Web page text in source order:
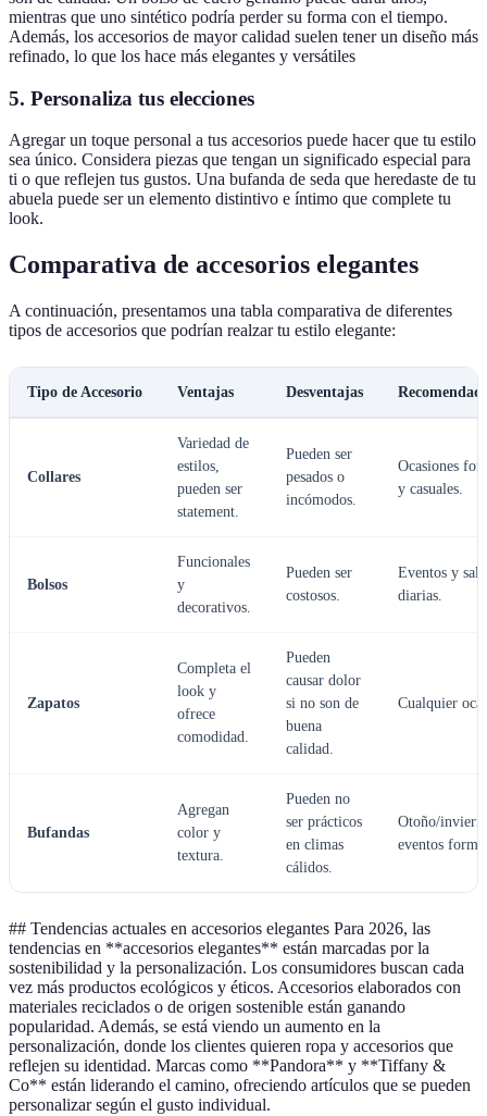
mientras que uno sintético podría perder su forma con el tiempo.
Además, los accesorios de mayor calidad suelen tener un diseño más
refinado, lo que los hace más elegantes y versátiles
5. Personaliza tus elecciones
Agregar un toque personal a tus accesorios puede hacer que tu estilo
sea único. Considera piezas que tengan un significado especial para
ti o que reflejen tus gustos. Una bufanda de seda que heredaste de tu
abuela puede ser un elemento distintivo e íntimo que complete tu
look.
Comparativa de accesorios elegantes
A continuación, presentamos una tabla comparativa de diferentes
tipos de accesorios que podrían realzar tu estilo elegante:
Tipo de Accesorio Ventajas Desventajas
Collares
Variedad de
estilos,
pueden ser
statement.
Pueden ser
pesados o
incómodos.
Ocasiones
y casuales.
Bolsos
Funcionales
y
decorativos.
Pueden ser
costosos.
Eventos y
diarias.
Zapatos
Completa el
look y
ofrece
comodidad.
Pueden
causar dolor
si no son de
buena
calidad.
Cualquier
Bufandas
Agregan
color y
textura.
Pueden no
ser prácticos
en climas
cálidos.
Otoño/
eventos
## Tendencias actuales en accesorios elegantes Para 2026, las
tendencias en **accesorios elegantes** están marcadas por la
sostenibilidad y la personalización. Los consumidores buscan cada
vez más productos ecológicos y éticos. Accesorios elaborados con
materiales reciclados o de origen sostenible están ganando
popularidad. Además, se está viendo un aumento en la
personalización, donde los clientes quieren ropa y accesorios que
reflejen su identidad. Marcas como **Pandora** y **Tiffany &
Co** están liderando el camino, ofreciendo artículos que se pueden
personalizar según el gusto individual.